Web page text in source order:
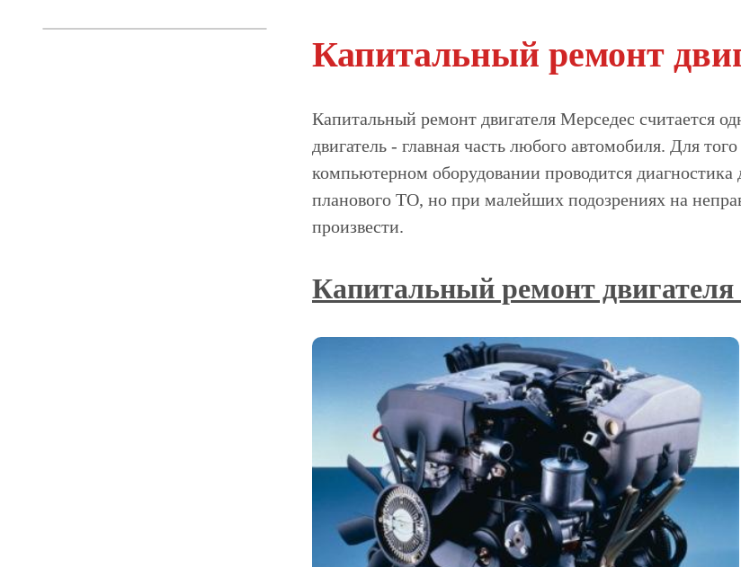
Капитальный ремонт
Капитальный ремонт двигателя Мерседес считается
двигатель - главная часть любого автомобиля. Для
компьютерном оборудовании проводится диагностика
планового ТО, но при малейших подозрениях на
произвести.
Капитальный ремонт двигателя